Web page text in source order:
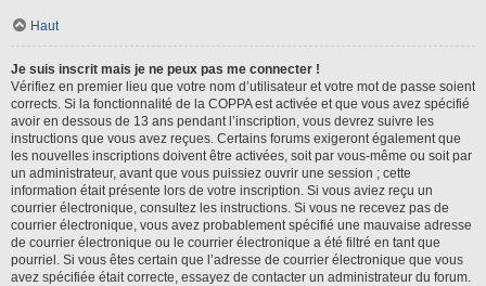
Haut
Je suis inscrit mais je ne peux pas me connecter !
Vérifiez en premier lieu que votre nom d’utilisateur et votre mot de passe soient
corrects. Si la fonctionnalité de la COPPA est activée et que vous avez spécifié
avoir en dessous de 13 ans pendant l’inscription, vous devrez suivre les
instructions que vous avez reçues. Certains forums exigeront également que
les nouvelles inscriptions doivent être activées, soit par vous-même ou soit par
un administrateur, avant que vous puissiez ouvrir une session ; cette
information était présente lors de votre inscription. Si vous aviez reçu un
courrier électronique, consultez les instructions. Si vous ne recevez pas de
courrier électronique, vous avez probablement spécifié une mauvaise adresse
de courrier électronique ou le courrier électronique a été filtré en tant que
pourriel. Si vous êtes certain que l’adresse de courrier électronique que vous
avez spécifiée était correcte, essayez de contacter un administrateur du forum.